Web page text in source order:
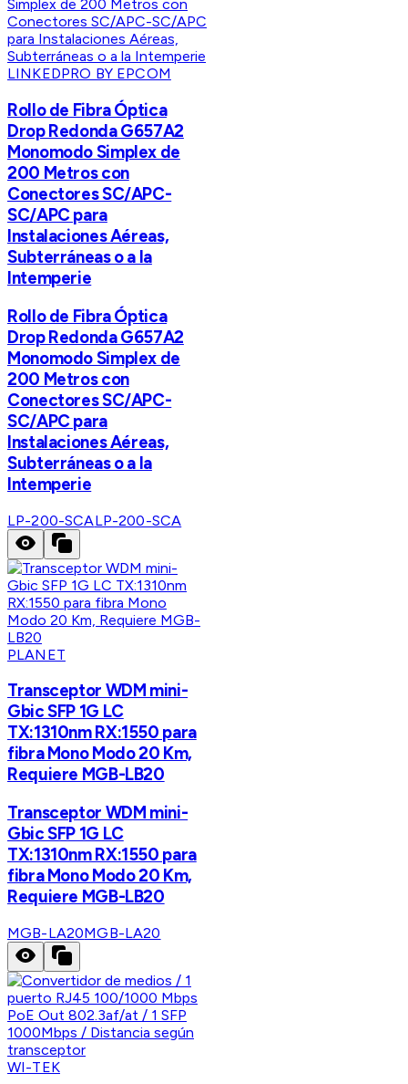
LINKEDPRO BY EPCOM
Rollo de Fibra Óptica
Drop Redonda G657A2
Monomodo Simplex de
200 Metros con
Conectores SC/APC-
SC/APC para
Instalaciones Aéreas,
Subterráneas o a la
Intemperie
Rollo de Fibra Óptica
Drop Redonda G657A2
Monomodo Simplex de
200 Metros con
Conectores SC/APC-
SC/APC para
Instalaciones Aéreas,
Subterráneas o a la
Intemperie
LP-200-SCALP-200-SCA
PLANET
Transceptor WDM mini-
Gbic SFP 1G LC
TX:1310nm RX:1550 para
fibra Mono Modo 20 Km,
Requiere MGB-LB20
Transceptor WDM mini-
Gbic SFP 1G LC
TX:1310nm RX:1550 para
fibra Mono Modo 20 Km,
Requiere MGB-LB20
MGB-LA20MGB-LA20
WI-TEK